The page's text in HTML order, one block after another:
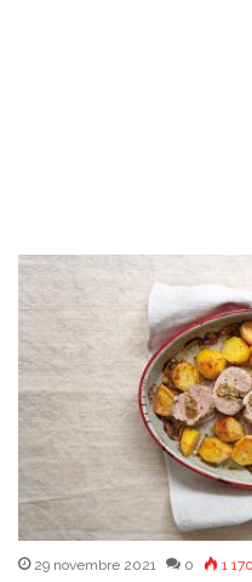
29 novembre 2021 0 1 170